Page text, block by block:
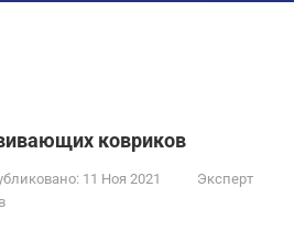
ковриков
11 Ноя 2021
Эксперт